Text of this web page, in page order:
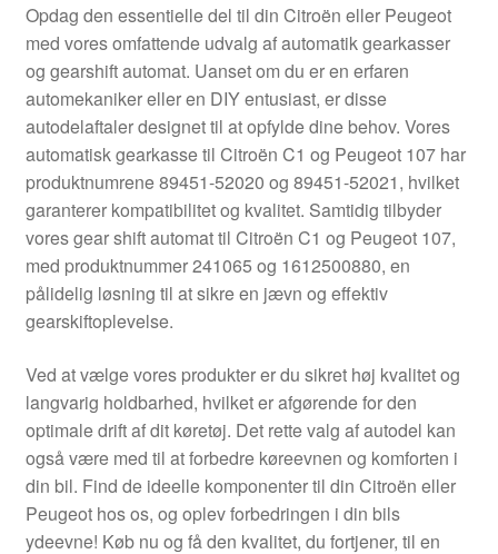
Klageprocedure
Kontakte
Kurv
Levering
Min Konto
Privatlivspolitik
Vilkår og betingelser
Opdag den essentielle del til din Citroën eller Peugeot
med vores omfattende udvalg af automatik gearkasser
og gearshift automat. Uanset om du er en erfaren
automekaniker eller en DIY entusiast, er disse
autodelaftaler designet til at opfylde dine behov. Vores
automatisk gearkasse til Citroën C1 og Peugeot 107 har
produktnumrene 89451-52020 og 89451-52021, hvilket
garanterer kompatibilitet og kvalitet. Samtidig tilbyder
vores gear shift automat til Citroën C1 og Peugeot 107,
med produktnummer 241065 og 1612500880, en
pålidelig løsning til at sikre en jævn og effektiv
gearskiftoplevelse.
Ved at vælge vores produkter er du sikret høj kvalitet og
langvarig holdbarhed, hvilket er afgørende for den
optimale drift af dit køretøj. Det rette valg af autodel kan
også være med til at forbedre køreevnen og komforten i
din bil. Find de ideelle komponenter til din Citroën eller
Peugeot hos os, og oplev forbedringen i din bils
ydeevne! Køb nu og få den kvalitet, du fortjener, til en